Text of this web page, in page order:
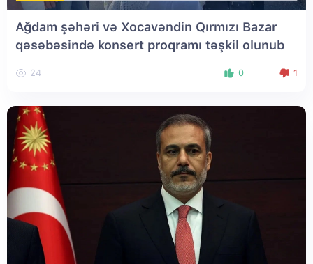
Ağdam şəhəri və Xocavəndin Qırmızı Bazar
qəsəbəsində konsert proqramı təşkil olunub
24 0 1